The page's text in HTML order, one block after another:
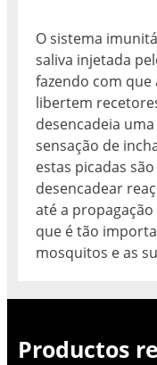
O sistema
saliva injetada
fazendo com
libertem
desencadeia
sensação de
estas picadas
desencadear
até a
que é tão
mosquitos e as
Productos